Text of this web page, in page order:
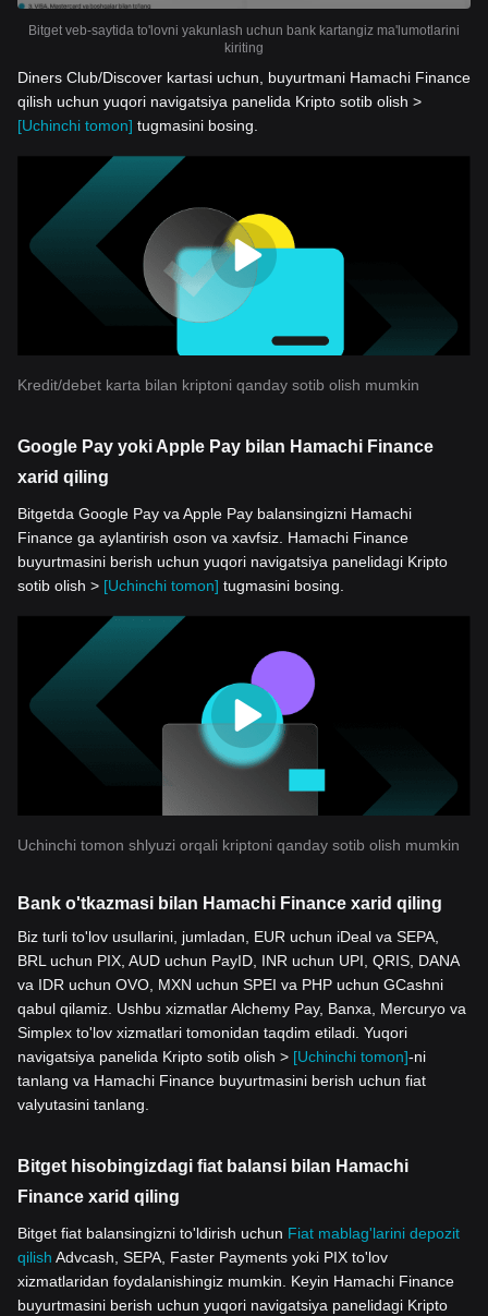
Bitget veb-saytida to'lovni yakunlash uchun bank kartangiz ma'lumotlarini
kiriting
Diners Club/Discover kartasi uchun, buyurtmani Hamachi Finance
qilish uchun yuqori navigatsiya panelida Kripto sotib olish >
[Uchinchi tomon] tugmasini bosing.
Kredit/debet karta bilan kriptoni qanday sotib olish mumkin
Google Pay yoki Apple Pay bilan Hamachi Finance
xarid qiling
Bitgetda Google Pay va Apple Pay balansingizni Hamachi
Finance ga aylantirish oson va xavfsiz. Hamachi Finance
buyurtmasini berish uchun yuqori navigatsiya panelidagi Kripto
sotib olish > [Uchinchi tomon] tugmasini bosing.
Uchinchi tomon shlyuzi orqali kriptoni qanday sotib olish mumkin
Bank o'tkazmasi bilan Hamachi Finance xarid qiling
Biz turli to'lov usullarini, jumladan, EUR uchun iDeal va SEPA,
BRL uchun PIX, AUD uchun PayID, INR uchun UPI, QRIS, DANA
va IDR uchun OVO, MXN uchun SPEI va PHP uchun GCashni
qabul qilamiz. Ushbu xizmatlar Alchemy Pay, Banxa, Mercuryo va
Simplex to'lov xizmatlari tomonidan taqdim etiladi. Yuqori
navigatsiya panelida Kripto sotib olish > [Uchinchi tomon]-ni
tanlang va Hamachi Finance buyurtmasini berish uchun fiat
valyutasini tanlang.
Bitget hisobingizdagi fiat balansi bilan Hamachi
Finance xarid qiling
Bitget fiat balansingizni to'ldirish uchun Fiat mablag'larini depozit
qilish Advcash, SEPA, Faster Payments yoki PIX to'lov
xizmatlaridan foydalanishingiz mumkin. Keyin Hamachi Finance
buyurtmasini berish uchun yuqori navigatsiya panelidagi Kripto